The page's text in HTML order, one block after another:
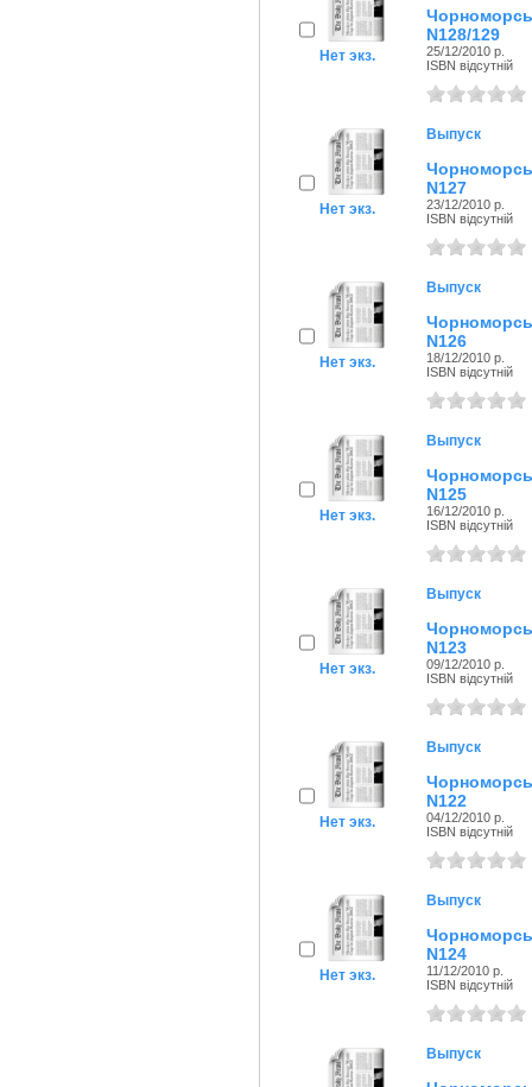
Нет экз.
N128/129
25/12/2010 р.
ISBN відсутній
Нет экз.
Выпуск
N127
23/12/2010 р.
ISBN відсутній
Нет экз.
Выпуск
N126
18/12/2010 р.
ISBN відсутній
Нет экз.
Выпуск
N125
16/12/2010 р.
ISBN відсутній
Нет экз.
Выпуск
N123
09/12/2010 р.
ISBN відсутній
Нет экз.
Выпуск
N122
04/12/2010 р.
ISBN відсутній
Нет экз.
Выпуск
N124
11/12/2010 р.
ISBN відсутній
Выпуск